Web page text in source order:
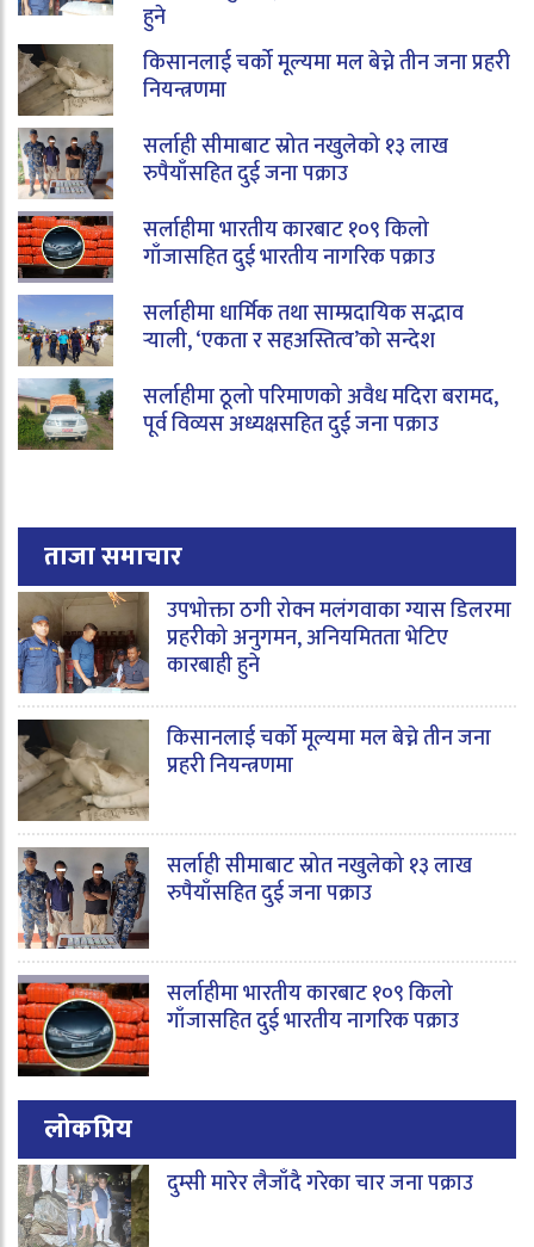
हुने
किसानलाई चर्को मूल्यमा मल बेच्ने तीन जना प्रहरी
नियन्त्रणमा
सर्लाही सीमाबाट स्रोत नखुलेको १३ लाख
रुपैयाँसहित दुई जना पक्राउ
सर्लाहीमा भारतीय कारबाट १०९ किलो
गाँजासहित दुई भारतीय नागरिक पक्राउ
सर्लाहीमा धार्मिक तथा साम्प्रदायिक सद्भाव
र्‍याली, ‘एकता र सहअस्तित्व’को सन्देश
सर्लाहीमा ठूलो परिमाणको अवैध मदिरा बरामद,
पूर्व विव्यस अध्यक्षसहित दुई जना पक्राउ
ताजा समाचार
उपभोक्ता ठगी रोक्न मलंगवाका ग्यास डिलरमा
प्रहरीको अनुगमन, अनियमितता भेटिए
कारबाही हुने
किसानलाई चर्को मूल्यमा मल बेच्ने तीन जना
प्रहरी नियन्त्रणमा
सर्लाही सीमाबाट स्रोत नखुलेको १३ लाख
रुपैयाँसहित दुई जना पक्राउ
सर्लाहीमा भारतीय कारबाट १०९ किलो
गाँजासहित दुई भारतीय नागरिक पक्राउ
लोकप्रिय
दुम्सी मारेर लैजाँदै गरेका चार जना पक्राउ